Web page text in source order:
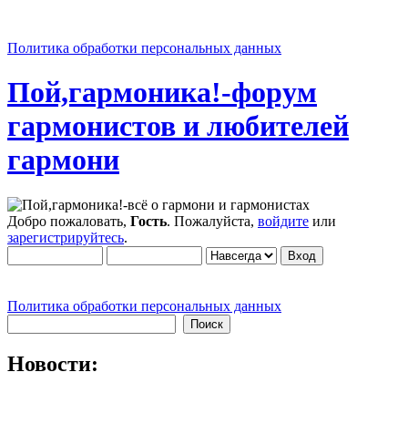
Политика обработки персональных данных
Пой,гармоника!-форум
гармонистов и любителей
гармони
Добро пожаловать, Гость. Пожалуйста, войдите или
зарегистрируйтесь.
Политика обработки персональных данных
Новости: